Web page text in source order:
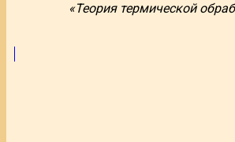
«Теория термической